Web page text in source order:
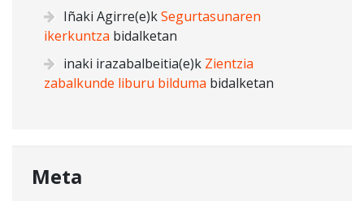
Iñaki Agirre(e)kSegurtasunaren
ikerkuntza bidalketan
inaki irazabalbeitia(e)k Zientzia
zabalkunde liburu bilduma bidalketan
Meta